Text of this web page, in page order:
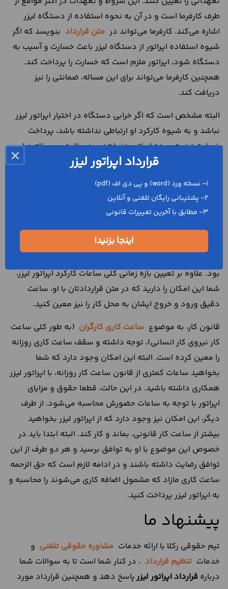
طرف کارفرما است و در آن به نحوه استفاده از دستگاه لیزر
اشاره می‌کند. کارفرما می‌تواند در متن قرارداد بنویسد که اگر
شیوه استفاده اپراتور از دستگاه لیزر باعث خسارت و آسیب به
دستگاه شود، اپراتور ملزم است که خسارت را پرداخت کند.
همچنین کارفرما می‌تواند برای این مساله، ضمانتی را نیز
دریافت کند.
البته مشخص است که اگر خرابی دستگاه در اختیار اپراتور لیزر
نباشد و به شیوه کارکرد او ارتباطی نداشته باشد، پرداخت
خسارت نیز به عهده اپراتور نخواهد بود. علاوه بر مساله خرابی
دستگاه و شیوه استفاده از آن، طرفین می‌توانند شروط دیگری
ساعت کاری روزانه اپراتور لیزر
تعیین ساعت کاری روزانه اپراتور لیزر ، از مسائل مهمی است که
حتما باید در متن قرارداد درباره آن توضیح دهید زیرا همین
بود. علاوه بر تعیین بازه زمانی کلی ساعات کارکرد اپراتور لیزر،
شما این امکان را دارید که در متن قراردادتان با او، ساعت
دقیق ورود و خروج ایشان به محل کار را نیز معین کنید.
قانون کار، به موضوع ساعت کاری کارگران (به طور کلی ساعت
کار نیروی کار انسانی)، توجه داشته و سقف ساعت کاری روزانه
را معین کرده است. البته این امکان وجود دارد که شما
بخواهید ساعات کمتری از قانون ساعت کار روزانه، با اپراتور لیزر
همکاری داشته باشید. در این حالت، قطعا حقوق و مزایای
اپراتور با توجه به ساعات حضورش محاسبه می‌شود. از طرف
دیگر، این امکان نیز وجود دارد که از اپراتور لیزر بخواهید
بیشتر از ساعت کار قانونی، بماند و کار کند. البته ابتدا باید در
خصوص این موضوع با او به توافق برسید و هر دو طرف از این
توافق رضایت داشته باشند و در ادامه لازم است که حق الزحمه
ساعت کاری مازاد که مشمول اضافه کاری می‌شوند را محاسبه و
به اپراتور لیزر پرداخت کنید.
پیشنهاد ما
تیم حقوقی رکلا با ارائه خدمات مشاوره حقوقی تلفنی و
خدمات تنظیم قرارداد ، در کنار شما است تا به سوالات شما
درباره قرارداد اپراتور لیزرپاسخ دهد و همچنین قرارداد مورد
× قرارداد اپراتور لیزر
1- نسخه ورد (word) و پی دی اف (pdf)
2- پشتیبانی رایگان تلفنی و آنلاین
3- مطابق با آخرین تغییرات قانونی
اینجا بزنید!